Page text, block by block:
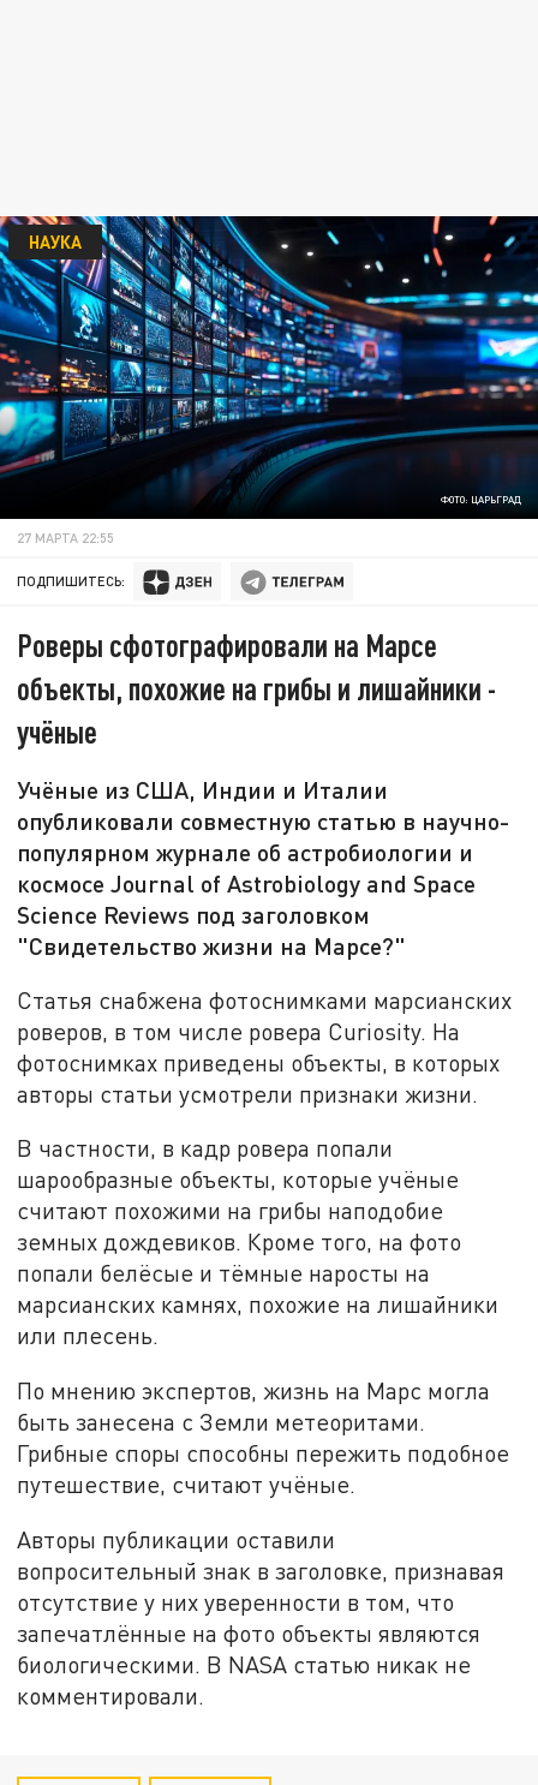
ФОТО: ЦАРЬГРАД
НАУКА
27 МАРТА 22:55
ПОДПИШИТЕСЬ:
Роверы сфотографировали на Марсе
объекты, похожие на грибы и лишайники -
учёные
Учёные из США, Индии и Италии
опубликовали совместную статью в научно-
популярном журнале об астробиологии и
космосе Journal of Astrobiology and Space
Science Reviews под заголовком
"Свидетельство жизни на Марсе?"
Статья снабжена фотоснимками марсианских
роверов, в том числе ровера Curiosity. На
фотоснимках приведены объекты, в которых
авторы статьи усмотрели признаки жизни.
В частности, в кадр ровера попали
шарообразные объекты, которые учёные
считают похожими на грибы наподобие
земных дождевиков. Кроме того, на фото
попали белёсые и тёмные наросты на
марсианских камнях, похожие на лишайники
или плесень.
По мнению экспертов, жизнь на Марс могла
быть занесена с Земли метеоритами.
Грибные споры способны пережить подобное
путешествие, считают учёные.
Авторы публикации оставили
вопросительный знак в заголовке, признавая
отсутствие у них уверенности в том, что
запечатлённые на фото объекты являются
биологическими. В NASA статью никак не
комментировали.